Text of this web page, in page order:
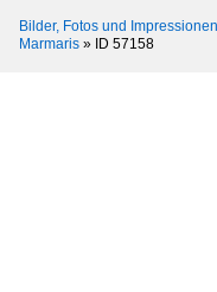
Bilder, Fotos und
Marmaris » ID 57158